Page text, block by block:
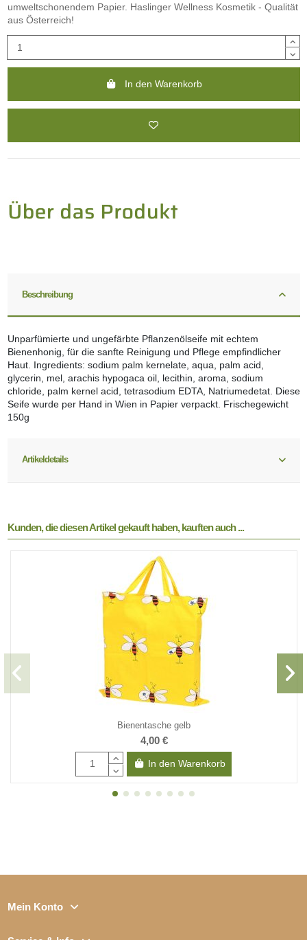
umweltschonendem Papier. Haslinger Wellness Kosmetik - Qualität
aus Österreich!
In den Warenkorb
Beschreibung
Unparfümierte und ungefärbte Pflanzenölseife mit echtem
Bienenhonig, für die sanfte Reinigung und Pflege empfindlicher
Haut. Ingredients: sodium palm kernelate, aqua, palm acid,
glycerin, mel, arachis hypogaca oil, lecithin, aroma, sodium
chloride, palm kernel acid, tetrasodium EDTA, Natriumedetat. Diese
Seife wurde per Hand in Wien in Papier verpackt. Frischegewicht
150g
Artikeldetails
Kunden, die diesen Artikel gekauft haben, kauften auch ...
Bienentasche gelb
4,00 €
In den Warenkorb
Mein Konto